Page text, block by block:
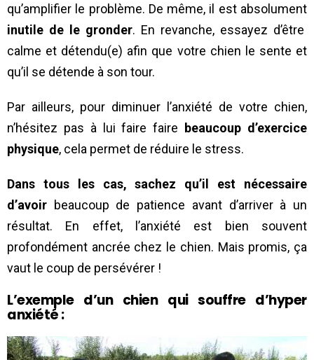
qu’amplifier le problème. De même, il est absolument
inutile de le gronder. En revanche, essayez d’être
calme et détendu(e) afin que votre chien le sente et
qu’il se détende à son tour.
Par ailleurs, pour diminuer l’anxiété de votre chien,
n’hésitez pas à lui faire faire beaucoup d’exercice
physique, cela permet de réduire le stress.
Dans tous les cas, sachez qu’il est nécessaire
d’avoir beaucoup de patience avant d’arriver à un
résultat. En effet, l’anxiété est bien souvent
profondément ancrée chez le chien. Mais promis, ça
vaut le coup de persévérer !
L’exemple d’un chien qui souffre d’hyper
anxiété :